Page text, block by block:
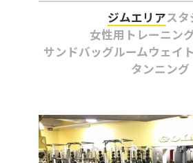
ジムエリアス
女性用トレーニン
サンドバッグルームウェイ
タンニング